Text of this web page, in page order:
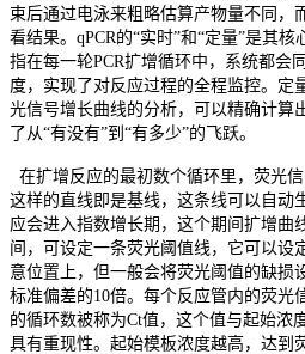
束后通过电泳来粗略估算产物量不同，
看结果。qPCR的“实时”和“定量”是其
指在每一轮PCR扩增循环中，系统都会
度，实现了对反应过程的全程监控。定
光信号增长曲线的分析，可以精确计算
了从“有没有”到“有多少”的飞跃。
在扩增反应的最初数个循环里，荧光
这样的直线即是基线，这条线可以自动
应会进入指数增长期，这个期间扩增曲
间，可设定一条荧光阈值线，它可以设
意位置上，但一般会将荧光阈值的缺损
标准偏差的10倍。每个反应管内的荧光
的循环数被称为Ct值，这个值与起始浓
具有重现性。起始模板浓度越高，达到